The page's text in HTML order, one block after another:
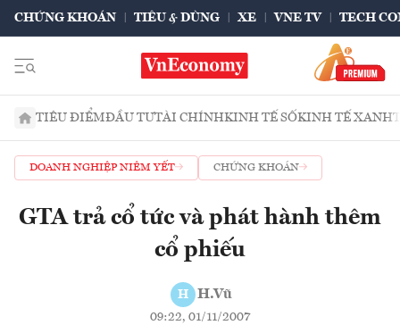
CHỨNG KHOÁN TIÊU & DÙNG XE VNE TV TECH
TIÊU ĐIỂMĐẦU TƯTÀI CHÍNHKINH TẾ SỐKINH TẾ XANH
DOANH NGHIỆP NIÊM YẾT CHỨNG KHOÁN
GTA trả cổ tức và phát hành thêm
cổ phiếu
H H.Vũ
09:22, 01/11/2007